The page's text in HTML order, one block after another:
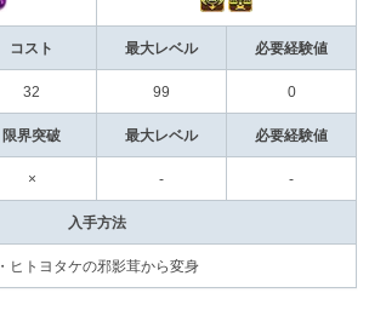
コスト 最大レベル 必要経験値
32 99 0
限界突破 最大レベル 必要経験値
× - -
入手方法
・ヒトヨタケの邪影茸から変身